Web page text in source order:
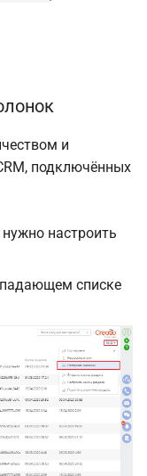
и
подключённых
настроить
списке